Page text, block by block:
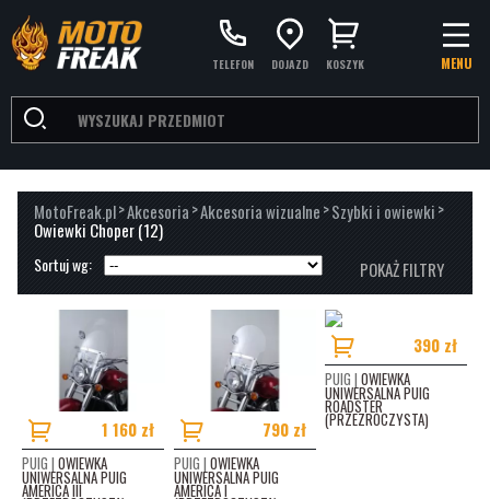
TELEFON DOJAZD KOSZYK MENU
MotoFreak.pl>Akcesoria>Akcesoria wizualne>Szybki i owiewki>
Owiewki Choper(12)
POKAŻ FILTRY
Sortuj wg:
PRODUCENCI
PUIG (12)
MODELE MOTOCYKLI
UNIWERSALNE KAŻDY MODEL (1980 - 2018)
HONDA SPIRIT 750 C (2007 - 2011) (1)
1 160 zł
PUIG | OWIEWKA
UNIWERSALNA PUIG
AMERICA III
790 zł
PUIG | OWIEWKA
UNIWERSALNA PUIG
AMERICA I
390 zł
PUIG | OWIEWKA
UNIWERSALNA PUIG
ROADSTER
(PRZEZROCZYSTA)